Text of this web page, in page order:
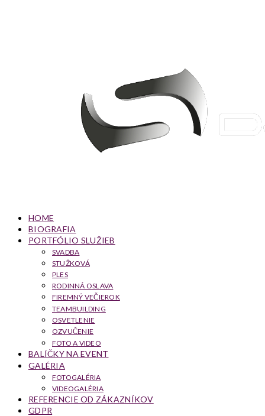
HOME
BIOGRAFIA
PORTFÓLIO SLUŽIEB
SVADBA
STUŽKOVÁ
PLES
RODINNÁ OSLAVA
FIREMNÝ VEČIEROK
TEAMBUILDING
OSVETLENIE
OZVUČENIE
FOTO A VIDEO
BALÍČKY NA EVENT
GALÉRIA
FOTOGALÉRIA
VIDEOGALÉRIA
REFERENCIE OD ZÁKAZNÍKOV
GDPR